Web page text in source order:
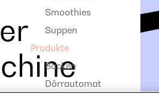
Smoothies
Suppen
Produkte
Backen
Dörrautomat